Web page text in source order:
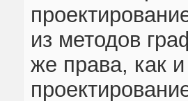
из методов
же права, как